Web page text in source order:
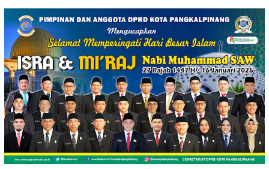
Loncat
konten